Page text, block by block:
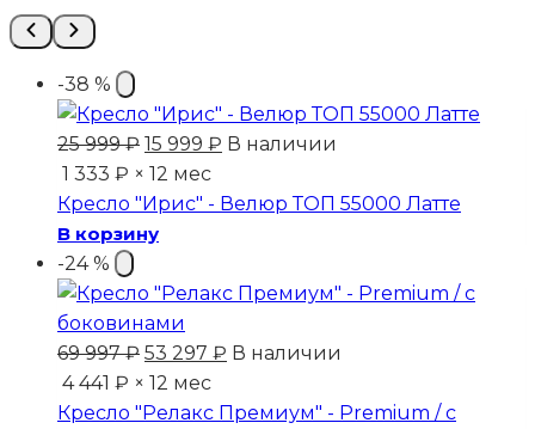
-38 %
25 999₽ Первоначальная
цена
составляла
25
15 999 ₽ Текущая
15
В наличии
1 333 ₽ × 12 мес
Кресло "Ирис" - Велюр ТОП 55000 Латте
В корзину
-24 %
69 997₽ Первоначальная
цена
составляла
53 297 ₽ Текущая
53
В наличии
4 441 ₽ × 12 мес
Кресло "Релакс Премиум" - Premium / с